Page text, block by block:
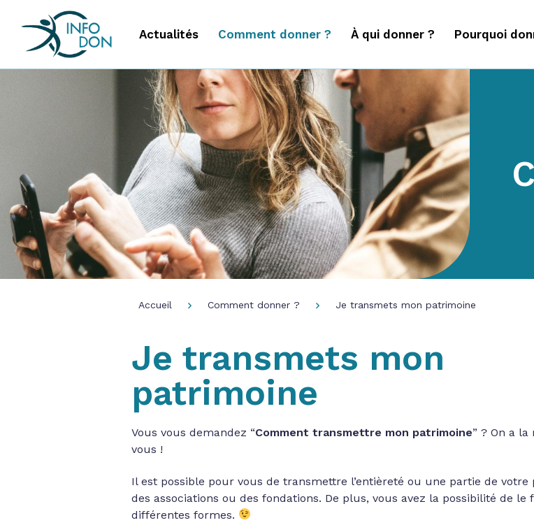
Actualités Comment donner ? À qui donner ? Pourquoi
Accueil Comment donner ? Je transmets mon patrimoine
Je transmets mon
patrimoine
Vous vous demandez “Comment transmettre mon patrimoine” ? On a
vous !
Il est possible pour vous de transmettre l’entièreté ou une partie de votre
des associations ou des fondations. De plus, vous avez la possibilité de le
différentes formes.